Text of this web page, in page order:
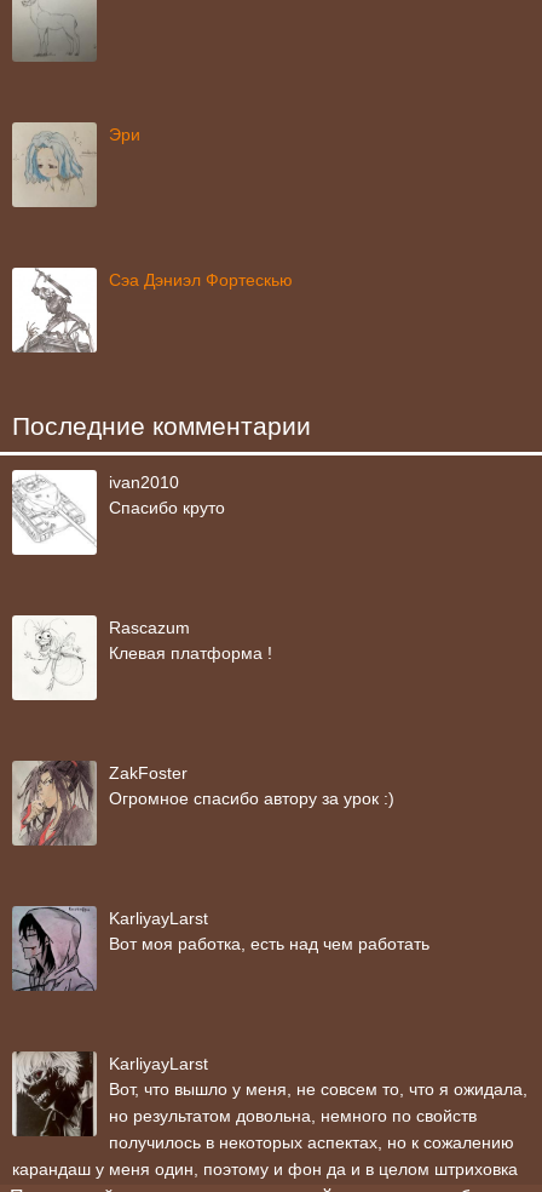
Эри
Сэа Дэниэл Фортескью
Последние комментарии
ivan2010
Спасибо круто
Rascazum
Клевая платформа !
ZakFoster
Огромное спасибо автору за урок :)
KarliyayLarst
Вот моя работка, есть над чем работать
KarliyayLarst
Вот, что вышло у меня, не совсем то, что я ожидала,
но результатом довольна, немного по свойств
получилось в некоторых аспектах, но к сожалению
карандаш у меня один, поэтому и фон да и в целом штриховка